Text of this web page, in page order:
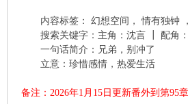
内容标签： 幻想空间， 情有独钟
搜索关键字：主角：沈言 ┃ 配角
一句话简介：兄弟，别冲了
立意：珍惜感情，热爱生活
备注：2026年1月15日更新番外到第95